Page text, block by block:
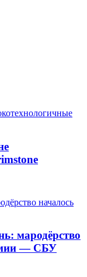
мародёрство
— СБУ